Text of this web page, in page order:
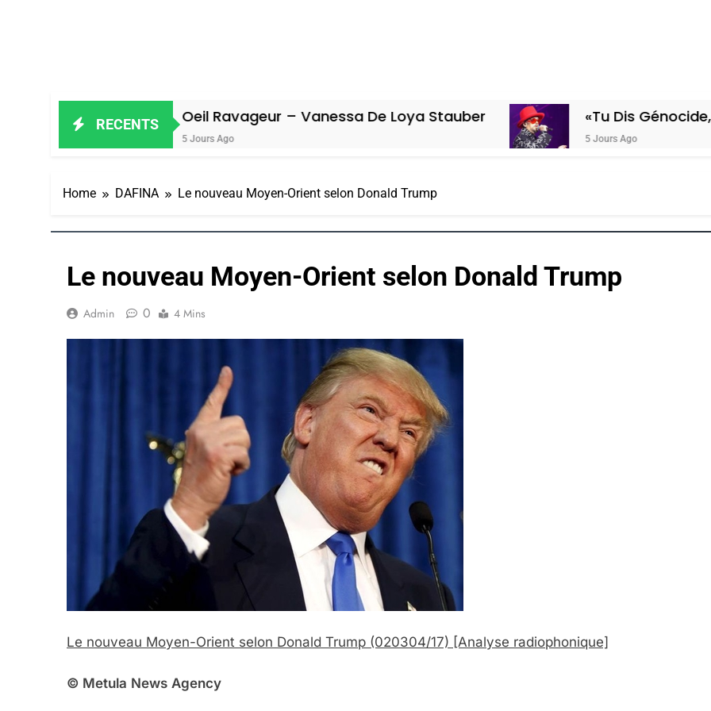
RECENTS
Oeil Ravageur – Vanessa De Loya Stauber «Tu Dis Génocide, Je Dis
5 Jours Ago
Home DAFINA Le nouveau Moyen-Orient selon Donald Trump
Le nouveau Moyen-Orient selon Donald Trump
Admin 0 4 Mins
Le nouveau Moyen-Orient selon Donald Trump (020304/17) [Analyse radiophonique]
© Metula News Agency